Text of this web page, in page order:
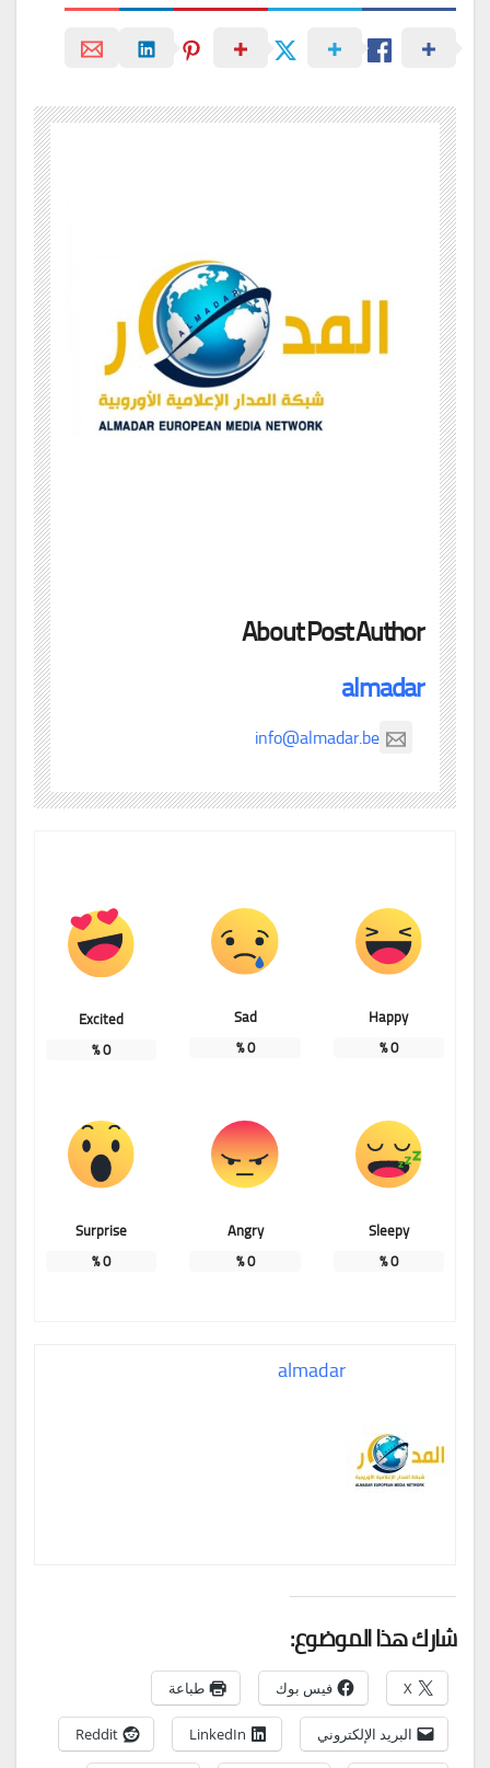
About Post Author
almadar
info@almadar.be
Happy
0
%
Sad
0
%
Excited
0
%
Sleepy
0
%
Angry
0
%
Surprise
0
%
almadar
شارك هذا الموضوع:
X فيس بوك طباعة
البريد الإلكتروني LinkedIn
Reddit